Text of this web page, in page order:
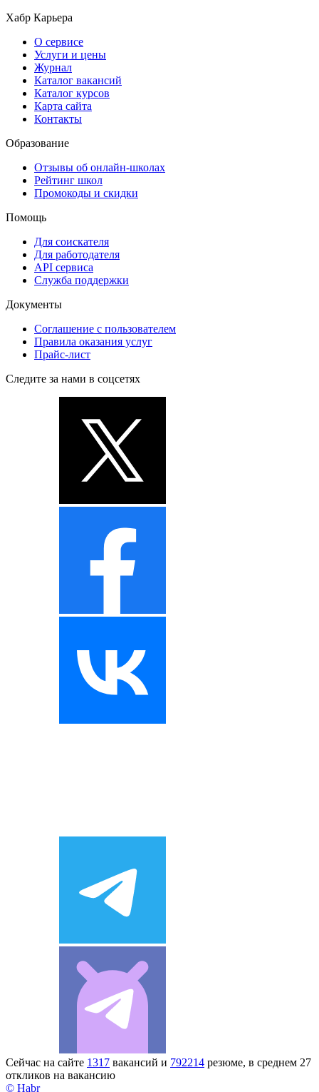
Хабр Карьера
О сервисе
Услуги и цены
Журнал
Каталог вакансий
Каталог курсов
Карта сайта
Контакты
Образование
Отзывы об онлайн-школах
Рейтинг школ
Промокоды и скидки
Помощь
Для соискателя
Для работодателя
API сервиса
Служба поддержки
Документы
Соглашение с пользователем
Правила оказания услуг
Прайс-лист
Следите за нами в соцсетях
Сейчас на сайте 1317 вакансий и 792214 резюме, в среднем 27
откликов на вакансию
© Habr